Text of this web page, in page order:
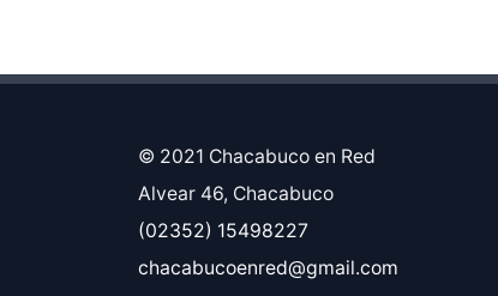
© 2021 Chacabuco en Red
Alvear 46, Chacabuco
(02352) 15498227
chacabucoenred@gmail.com